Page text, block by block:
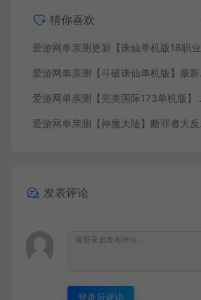
猜你喜欢
爱游网单亲
爱游网单亲测【完美国际173单机版】最新
爱游网单亲
发表评论
登录后评论